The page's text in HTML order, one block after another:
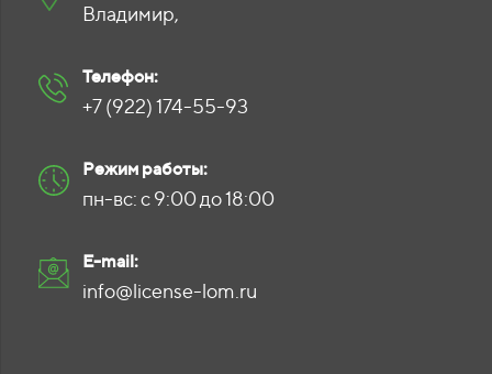
Владимир,
Телефон:
+7 (922) 174-55-93
Режим работы:
пн-вс: с 9:00 до 18:00
E-mail:
info@license-lom.ru